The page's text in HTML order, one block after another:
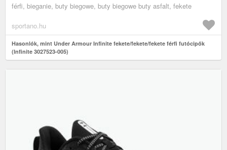
férfi, bieganie, buty biegowe, buty biegowe buty asfalt, fekete
sportano.hu
Hasonlók, mint Under Armour Infinite fekete/fekete/fekete férfi futócipők
(Infinite 3027523-005)